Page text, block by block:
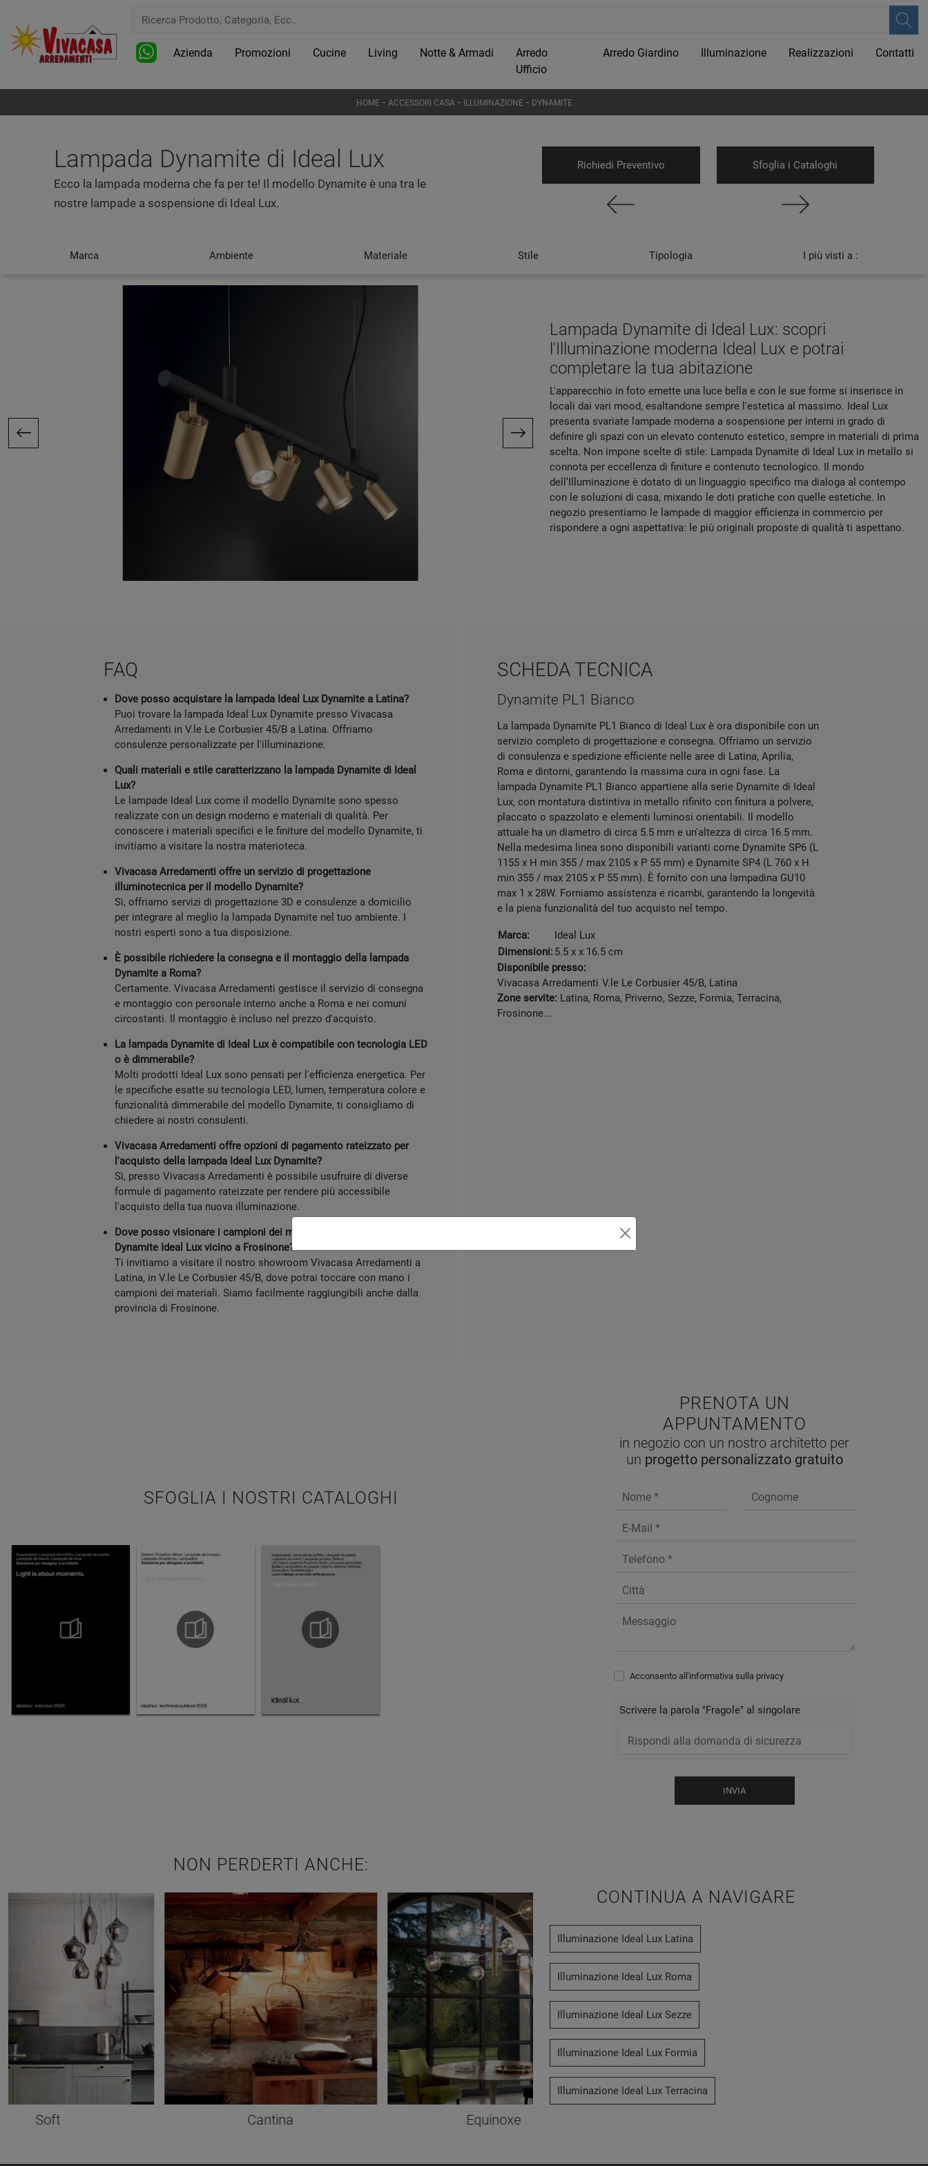
Azienda Promozioni Cucine Living Notte & Armadi
Arredo
Ufficio
Arredo Giardino Illuminazione Realizzazioni Contatti
HOME- ACCESSORI CASA- ILLUMINAZIONE - DYNAMITE
Lampada Dynamite di Ideal Lux
Ecco la lampada moderna che fa per te! Il modello Dynamite è una tra le
nostre lampade a sospensione di Ideal Lux.
Richiedi Preventivo Sfoglia i Cataloghi
Marca Ambiente Materiale Stile Tipologia I più visti a :
Lampada Dynamite di Ideal Lux: scopri
l'Illuminazione moderna Ideal Lux e potrai
completare la tua abitazione
L'apparecchio in foto emette una luce bella e con le sue forme si inserisce in
locali dai vari mood, esaltandone sempre l'estetica al massimo. Ideal Lux
presenta svariate lampade moderna a sospensione per interni in grado di
definire gli spazi con un elevato contenuto estetico, sempre in materiali di prima
scelta. Non impone scelte di stile: Lampada Dynamite di Ideal Lux in metallo si
connota per eccellenza di finiture e contenuto tecnologico. Il mondo
dell’Illuminazione è dotato di un linguaggio specifico ma dialoga al contempo
con le soluzioni di casa, mixando le doti pratiche con quelle estetiche. In
negozio presentiamo le lampade di maggior efficienza in commercio per
rispondere a ogni aspettativa: le più originali proposte di qualità ti aspettano.
FAQ
Dove posso acquistare la lampada Ideal Lux Dynamite a Latina?
Puoi trovare la lampada Ideal Lux Dynamite presso Vivacasa
Arredamenti in V.le Le Corbusier 45/B a Latina. Offriamo
consulenze personalizzate per l'illuminazione.
Quali materiali e stile caratterizzano la lampada Dynamite di Ideal
Lux?
Le lampade Ideal Lux come il modello Dynamite sono spesso
realizzate con un design moderno e materiali di qualità. Per
conoscere i materiali specifici e le finiture del modello Dynamite, ti
invitiamo a visitare la nostra materioteca.
Vivacasa Arredamenti offre un servizio di progettazione
illuminotecnica per il modello Dynamite?
Sì, offriamo servizi di progettazione 3D e consulenze a domicilio
per integrare al meglio la lampada Dynamite nel tuo ambiente. I
nostri esperti sono a tua disposizione.
È possibile richiedere la consegna e il montaggio della lampada
Dynamite a Roma?
Certamente. Vivacasa Arredamenti gestisce il servizio di consegna
e montaggio con personale interno anche a Roma e nei comuni
circostanti. Il montaggio è incluso nel prezzo d'acquisto.
La lampada Dynamite di Ideal Lux è compatibile con tecnologia LED
o è dimmerabile?
Molti prodotti Ideal Lux sono pensati per l'efficienza energetica. Per
le specifiche esatte su tecnologia LED, lumen, temperatura colore e
funzionalità dimmerabile del modello Dynamite, ti consigliamo di
chiedere ai nostri consulenti.
Vivacasa Arredamenti offre opzioni di pagamento rateizzato per
l'acquisto della lampada Ideal Lux Dynamite?
Sì, presso Vivacasa Arredamenti è possibile usufruire di diverse
formule di pagamento rateizzate per rendere più accessibile
l'acquisto della tua nuova illuminazione.
Dove posso visionare i campioni dei materiali della lampada
Dynamite Ideal Lux vicino a Frosinone?
Ti invitiamo a visitare il nostro showroom Vivacasa Arredamenti a
Latina, in V.le Le Corbusier 45/B, dove potrai toccare con mano i
campioni dei materiali. Siamo facilmente raggiungibili anche dalla
provincia di Frosinone.
SCHEDA TECNICA
Dynamite PL1 Bianco
La lampada Dynamite PL1 Bianco di Ideal Lux è ora disponibile con un
servizio completo di progettazione e consegna. Offriamo un servizio
di consulenza e spedizione efficiente nelle aree di Latina, Aprilia,
Roma e dintorni, garantendo la massima cura in ogni fase. La
lampada Dynamite PL1 Bianco appartiene alla serie Dynamite di Ideal
Lux, con montatura distintiva in metallo rifinito con finitura a polvere,
placcato o spazzolato e elementi luminosi orientabili. Il modello
attuale ha un diametro di circa 5.5 mm e un'altezza di circa 16.5 mm.
Nella medesima linea sono disponibili varianti come Dynamite SP6 (L
1155 x H min 355 / max 2105 x P 55 mm) e Dynamite SP4 (L 760 x H
min 355 / max 2105 x P 55 mm). È fornito con una lampadina GU10
max 1 x 28W. Forniamo assistenza e ricambi, garantendo la longevità
e la piena funzionalità del tuo acquisto nel tempo.
Marca:
Ideal Lux
Dimensioni:5.5 x x 16.5 cm
Disponibile presso:
Vivacasa Arredamenti V.le Le Corbusier 45/B, Latina
Zone servite: Latina, Roma, Priverno, Sezze, Formia, Terracina,
Frosinone...
SFOGLIA I NOSTRI CATALOGHI
PRENOTA UN
APPUNTAMENTO
in negozio con un nostro architetto per
un progetto personalizzato gratuito
Acconsento all'informativa sulla privacy
Scrivere la parola "Fragole" al singolare
INVIA
NON PERDERTI ANCHE:
Soft Cantina Equinoxe
CONTINUA A NAVIGARE
Illuminazione Ideal Lux Latina
Illuminazione Ideal Lux Roma
Illuminazione Ideal Lux Sezze
Illuminazione Ideal Lux Formia
Illuminazione Ideal Lux Terracina